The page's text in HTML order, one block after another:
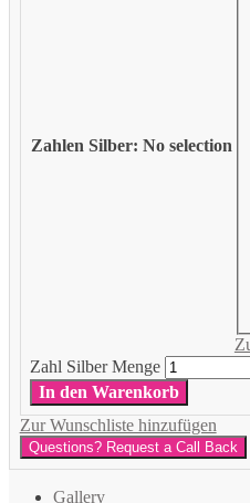
Zahlen Silber: No selection
Zahl Silber Menge
In den Warenkorb
Zur Wunschliste hinzufügen
Questions? Request a Call Back
Gallery